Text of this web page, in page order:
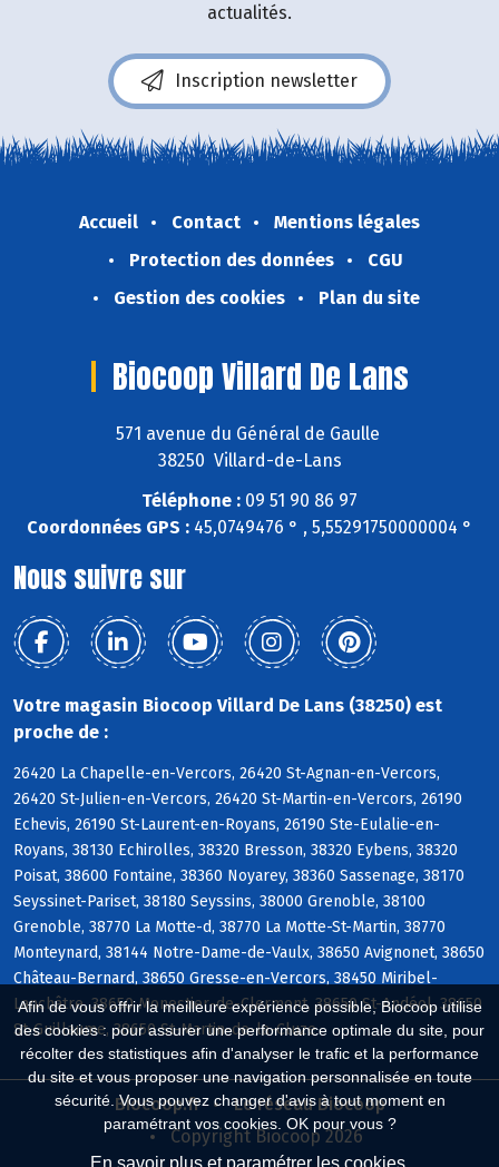
Afin de vous offrir la meilleure expérience possible, Biocoop utilise
des cookies : pour assurer une performance optimale du site, pour
récolter des statistiques afin d'analyser le trafic et la performance
du site et vous proposer une navigation personnalisée en toute
sécurité. Vous pouvez changer d'avis à tout moment en
paramétrant vos cookies. OK pour vous ?
En savoir plus et paramétrer les cookies
actualités.
Inscription newsletter
Accueil Contact
Mentions légales
Protection des données
CGU
Gestion des cookies
Plan du site
Biocoop Villard De Lans
571 avenue du Général de Gaulle
38250 Villard-de-Lans
Téléphone : 09 51 90 86 97
Coordonnées GPS : 45,0749476 ° , 5,55291750000004 °
Nous suivre sur
Votre magasin Biocoop Villard De Lans (38250) est
proche de :
26420 La Chapelle-en-Vercors, 26420 St-Agnan-en-Vercors,
26420 St-Julien-en-Vercors, 26420 St-Martin-en-Vercors, 26190
Echevis, 26190 St-Laurent-en-Royans, 26190 Ste-Eulalie-en-
Royans, 38130 Echirolles, 38320 Bresson, 38320 Eybens, 38320
Poisat, 38600 Fontaine, 38360 Noyarey, 38360 Sassenage, 38170
Seyssinet-Pariset, 38180 Seyssins, 38000 Grenoble, 38100
Grenoble, 38770 La Motte-d, 38770 La Motte-St-Martin, 38770
Monteynard, 38144 Notre-Dame-de-Vaulx, 38650 Avignonet, 38650
Château-Bernard, 38650 Gresse-en-Vercors, 38450 Miribel-
Lanchâtre, 38650 Monestier-de-Clermont, 38650 St-Andéol, 38650
St-Guillaume, 38650 St-Martin-de-la-Cluze
Biocoop.fr
Le réseau Biocoop
Copyright Biocoop 2026